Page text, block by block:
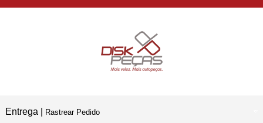
Em Nossas Lojas Físicas
Entrega | Rastrear Pedido